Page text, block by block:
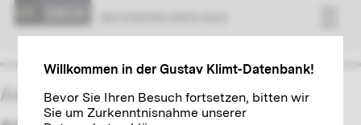
Adolphe Stoclet
Willkommen in der Gustav Klimt-Datenbank!
Bevor Sie Ihren Besuch fortsetzen, bitten wir
Sie um Zurkenntnisnahme unserer